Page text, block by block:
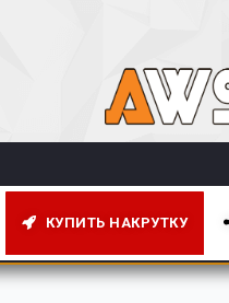
КУПИТЬ НАКРУТКУ